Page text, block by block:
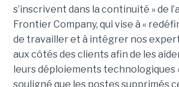
s’inscrivent dans la continuité » de
Frontier Company, qui vise à «
de travailler et à intégrer nos
aux côtés des clients afin de les
leurs déploiements technologiques
souligné que les postes supprimés